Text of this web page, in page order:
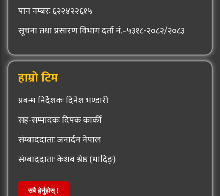
पान नम्बरः ६२२४२२६१५
सूचना तथा प्रसारण विभाग दर्ता नं.–५३१८-२०८२/२०८३
हाम्रो टिम
प्रबन्ध निर्देशकः दिनेश भण्डारी
सह-सम्पादकः दिपक कार्की
संम्बाददाताः जनार्दन नेपाल
संम्बाददाताः केशब श्रेष्ठ (धादिङ्)
सबै हेर्नुहोस् !